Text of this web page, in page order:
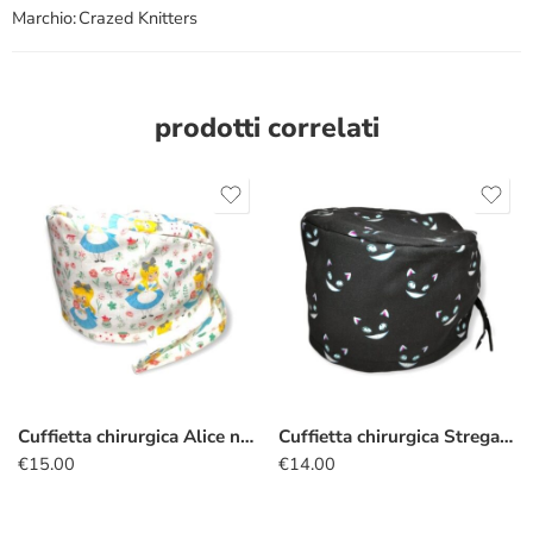
Marchio:Crazed Knitters
prodotti correlati
Cuffietta chirurgica Alice nel Paese delle Meraviglie fiorellini
€15.00
Cuffietta chirurgica Stregatto silhouette nero
€14.00